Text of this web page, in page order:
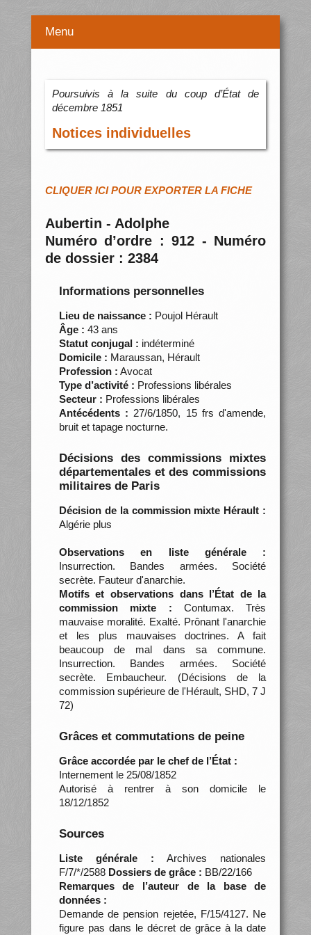
Menu
Poursuivis à la suite du coup d’État de
décembre 1851
Notices individuelles
CLIQUER ICI POUR EXPORTER LA FICHE
Aubertin - Adolphe
Numéro d’ordre : 912 - Numéro
de dossier : 2384
Informations personnelles
Lieu de naissance : Poujol Hérault
Âge : 43 ans
Statut conjugal : indéterminé
Domicile : Maraussan, Hérault
Profession : Avocat
Type d’activité : Professions libérales
Secteur : Professions libérales
Antécédents : 27/6/1850, 15 frs d'amende,
bruit et tapage nocturne.
Décisions des commissions mixtes
départementales et des commissions
militaires de Paris
Décision de la commission mixte Hérault :
Algérie plus
Observations en liste générale :
Insurrection. Bandes armées. Société
secrète. Fauteur d'anarchie.
Motifs et observations dans l’État de la
commission mixte : Contumax. Très
mauvaise moralité. Exalté. Prônant l'anarchie
et les plus mauvaises doctrines. A fait
beaucoup de mal dans sa commune.
Insurrection. Bandes armées. Société
secrète. Embaucheur. (Décisions de la
commission supérieure de l'Hérault, SHD, 7 J
72)
Grâces et commutations de peine
Grâce accordée par le chef de l’État :
Internement le 25/08/1852
Autorisé à rentrer à son domicile le
18/12/1852
Sources
Liste générale : Archives nationales
F/7/*/2588 Dossiers de grâce : BB/22/166
Remarques de l’auteur de la base de
données :
Demande de pension rejetée, F/15/4127. Ne
figure pas dans le décret de grâce à la date